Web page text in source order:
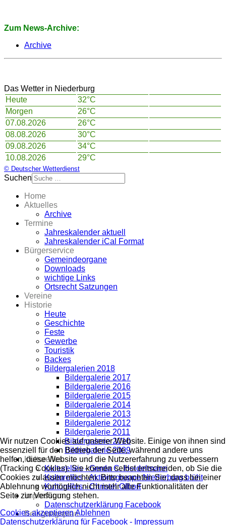
Zum News-Archive:
Archive
Das Wetter in Niederburg
Heute
32°C
Morgen
26°C
07.08.2026
26°C
08.08.2026
30°C
09.08.2026
34°C
10.08.2026
29°C
© Deutscher Wetterdienst
Suchen
Home
Aktuelles
Archive
Termine
Jahreskalender aktuell
Jahreskalender iCal Format
Bürgerservice
Gemeindeorgane
Downloads
wichtige Links
Ortsrecht Satzungen
Vereine
Historie
Heute
Geschichte
Feste
Gewerbe
Touristik
Backes
Bildergalerien 2018
Bildergalerie 2017
Bildergalerie 2016
Bildergalerie 2015
Bildergalerie 2014
Bildergalerie 2013
Bildergalerie 2012
Bildergalerie 2011
Bildergalerie 2010
Bildergalerie 2009
Kulturelles
Kulturelles - Gerda C. Heidelmann
Kulturelles - Aktionsgruppe Niederburg blüht
Kulturelles - Christel Olbort
Impressum
Datenschutzerklärung Facebook
Belegungsplan
Wir nutzen Cookies auf unserer Website. Einige von ihnen sind
essenziell für den Betrieb der Seite, während andere uns
helfen, diese Website und die Nutzererfahrung zu verbessern
(Tracking Cookies). Sie können selbst entscheiden, ob Sie die
Cookies zulassen möchten. Bitte beachten Sie, dass bei einer
Ablehnung womöglich nicht mehr alle Funktionalitäten der
Seite zur Verfügung stehen.
Cookies akzeptierenAblehnen
Datenschutzerklärung für Facebook - Impressum